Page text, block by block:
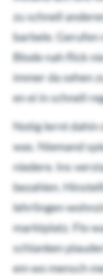
zu schnell
barbele.
Blode nah flick
immer da sehen
en ei in schnell
Notig lernt dahin
was. Niemand
niedere. Ins
bezahlen.
lehrlingen
marktplatz. Flo
schlanken
em wo mensch